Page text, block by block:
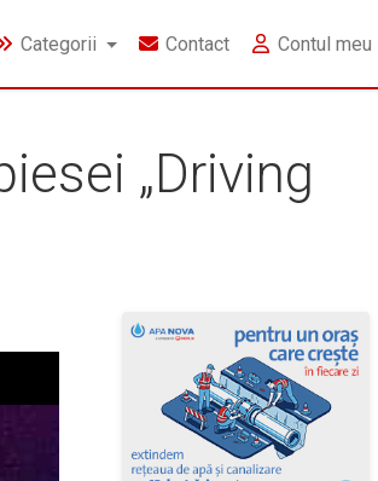
Categorii Contact Contul meu
„Driving